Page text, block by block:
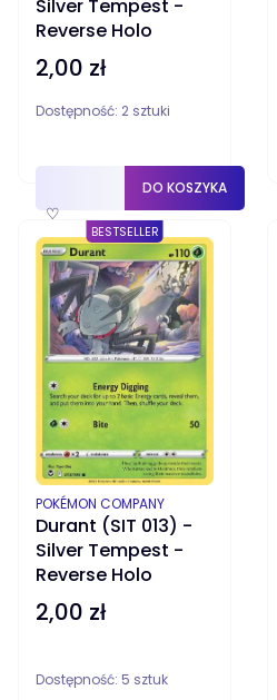
Silver Tempest -
Reverse Holo
Cena
2,00 zł
Dostępność: 2 sztuki
♡
DO KOSZYKA
BESTSELLER
Durant (SIT 013) -
Silver Tempest -
Reverse Holo
PRODUCENT
POKÉMON COMPANY
Cena
2,00 zł
Dostępność: 5 sztuk